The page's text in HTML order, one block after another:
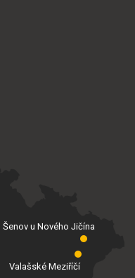
Valašské Meziříčí
Šenov u Nového Jičína